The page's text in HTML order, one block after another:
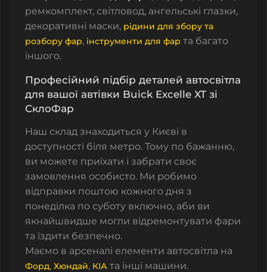
ремкомплект, світловод, ангельські глазки,
декоративні маски, рідини для збору та
розбору фар, інструменти для фар та багато
іншого.
Професійний підбір деталей автосвітла
для вашої автівки Buick Excelle XT зі
СклоФар
Наш склад знаходиться у Києві в
доступності біля метро. Тому по бажанню,
ви можете приїхати і забрати своє
замовлення особисто. Ми робимо
відправки поштою кожного дня з
понеділка по суботу включно, аби ви
якнайшвидше могли відремонтувати фари
та їздити безпечно.
Маємо в арсеналі елементи автосвітла на
Форд, Хюндай, КІА та інші машини.